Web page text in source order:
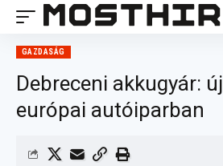
GAZDASÁG
Debreceni akkugyár:
európai autóiparban